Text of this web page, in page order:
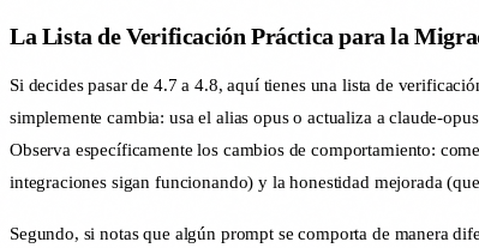
La Lista de Verificación Práctica para la
Si decides pasar de 4.7 a 4.8, aquí tienes una lista de
simplemente cambia: usa el alias opus o actualiza a claude-
Observa específicamente los cambios de comportamiento:
integraciones sigan funcionando) y la honestidad mejorada
Segundo, si notas que algún prompt se comporta de manera